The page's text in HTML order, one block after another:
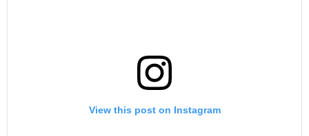
View this post on Instagram